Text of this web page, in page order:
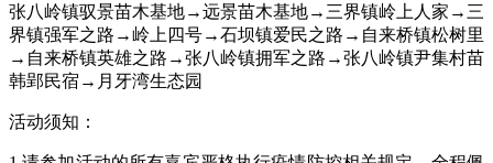
张八岭镇驭景苗木基地→远景苗木基地→三界镇岭上人家→三
界镇强军之路→岭上四号→石坝镇爱民之路→自来桥镇松树里
→自来桥镇英雄之路→张八岭镇拥军之路→张八岭镇尹集村苗
韩郢民宿→月牙湾生态园
活动须知：